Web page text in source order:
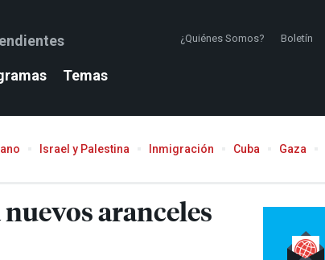
¿Quiénes Somos? Boletín
Temas
Israel y Palestina Inmigración Cuba Gaza
aranceles